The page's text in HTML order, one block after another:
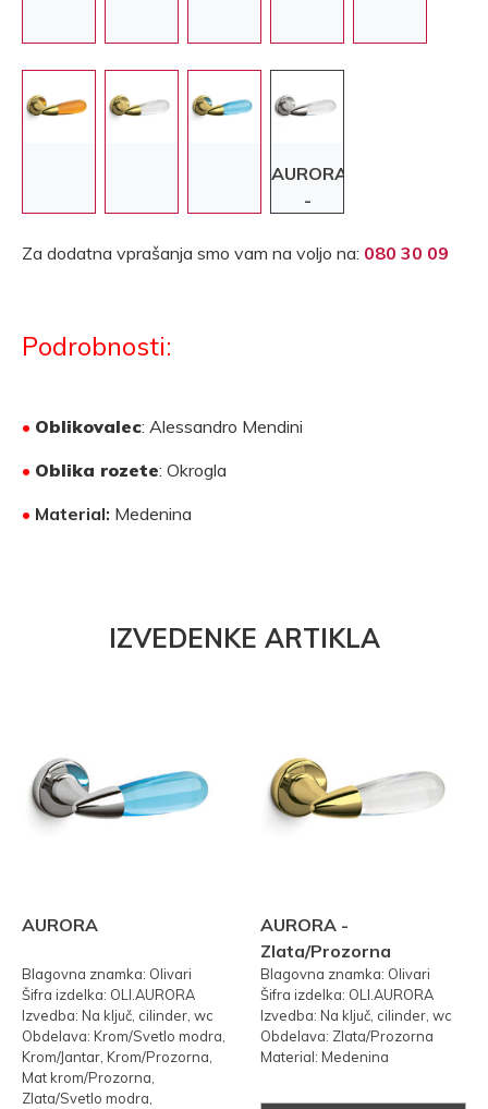
AURORA
-
Za dodatna vprašanja smo vam na voljo na: 080 30 09
Podrobnosti:
• Oblikovalec: Alessandro Mendini
• Oblika rozete: Okrogla
• Material: Medenina
IZVEDENKE ARTIKLA
AURORA
Blagovna znamka: Olivari
Šifra izdelka: OLI.AURORA
Izvedba: Na ključ, cilinder, wc
Obdelava: Krom/Svetlo modra,
Krom/Jantar, Krom/Prozorna,
Mat krom/Prozorna,
Zlata/Svetlo modra,
AURORA -
Zlata/Prozorna
Blagovna znamka: Olivari
Šifra izdelka: OLI.AURORA
Izvedba: Na ključ, cilinder, wc
Obdelava: Zlata/Prozorna
Material: Medenina